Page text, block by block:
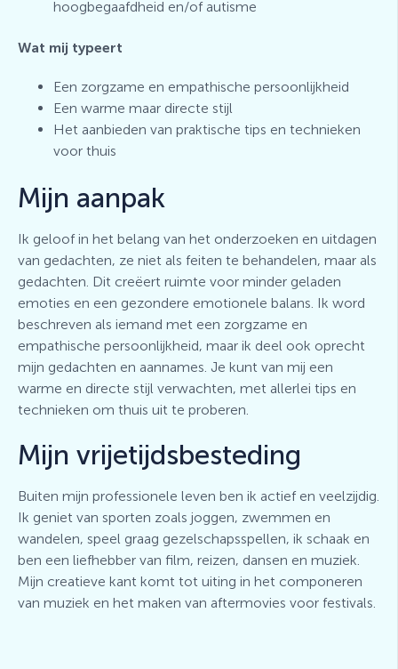
hoogbegaafdheid en/of autisme
Wat mij typeert
Een zorgzame en empathische persoonlijkheid
Een warme maar directe stijl
Het aanbieden van praktische tips en technieken
voor thuis
Mijn aanpak
Ik geloof in het belang van het onderzoeken en uitdagen
van gedachten, ze niet als feiten te behandelen, maar als
gedachten. Dit creëert ruimte voor minder geladen
emoties en een gezondere emotionele balans. Ik word
beschreven als iemand met een zorgzame en
empathische persoonlijkheid, maar ik deel ook oprecht
mijn gedachten en aannames. Je kunt van mij een
warme en directe stijl verwachten, met allerlei tips en
technieken om thuis uit te proberen.
Mijn vrijetijdsbesteding
Buiten mijn professionele leven ben ik actief en veelzijdig.
Ik geniet van sporten zoals joggen, zwemmen en
wandelen, speel graag gezelschapsspellen, ik schaak en
ben een liefhebber van film, reizen, dansen en muziek.
Mijn creatieve kant komt tot uiting in het componeren
van muziek en het maken van aftermovies voor festivals.